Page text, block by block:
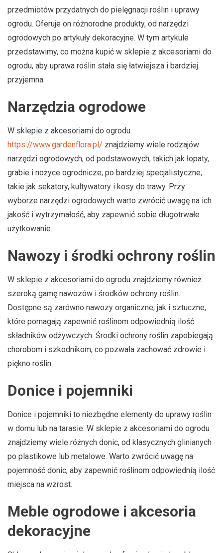
przedmiotów przydatnych do pielęgnacji roślin i uprawy
ogrodu. Oferuje on różnorodne produkty, od narzędzi
ogrodowych po artykuły dekoracyjne. W tym artykule
przedstawimy, co można kupić w sklepie z akcesoriami do
ogrodu, aby uprawa roślin stała się łatwiejsza i bardziej
przyjemna.
Narzędzia ogrodowe
W sklepie z akcesoriami do ogrodu
https://www.gardenflora.pl/ znajdziemy wiele rodzajów
narzędzi ogrodowych, od podstawowych, takich jak łopaty,
grabie i nożyce ogrodnicze, po bardziej specjalistyczne,
takie jak sekatory, kultywatory i kosy do trawy. Przy
wyborze narzędzi ogrodowych warto zwrócić uwagę na ich
jakość i wytrzymałość, aby zapewnić sobie długotrwałe
użytkowanie.
Nawozy i środki ochrony roślin
W sklepie z akcesoriami do ogrodu znajdziemy również
szeroką gamę nawozów i środków ochrony roślin.
Dostępne są zarówno nawozy organiczne, jak i sztuczne,
które pomagają zapewnić roślinom odpowiednią ilość
składników odżywczych. Środki ochrony roślin zapobiegają
chorobom i szkodnikom, co pozwala zachować zdrowie i
piękno roślin.
Donice i pojemniki
Donice i pojemniki to niezbędne elementy do uprawy roślin
w domu lub na tarasie. W sklepie z akcesoriami do ogrodu
znajdziemy wiele różnych donic, od klasycznych glinianych
po plastikowe lub metalowe. Warto zwrócić uwagę na
pojemność donic, aby zapewnić roślinom odpowiednią ilość
miejsca na wzrost.
Meble ogrodowe i akcesoria
dekoracyjne